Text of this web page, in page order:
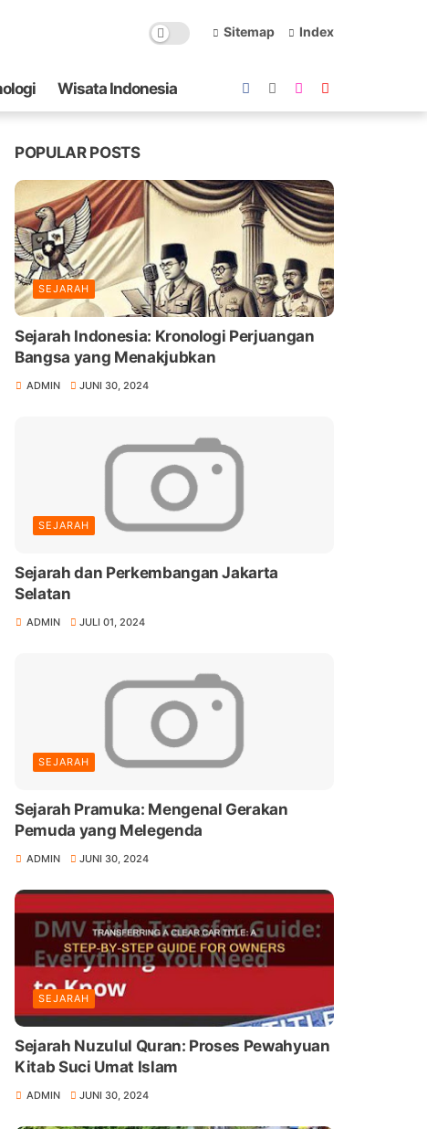
Sitemap Index
Wisata Indonesia
POPULAR POSTS
SEJARAH
Sejarah Indonesia: Kronologi Perjuangan
Bangsa yang Menakjubkan
ADMIN JUNI 30, 2024
SEJARAH
Sejarah dan Perkembangan Jakarta
Selatan
ADMIN JULI 01, 2024
SEJARAH
Sejarah Pramuka: Mengenal Gerakan
Pemuda yang Melegenda
ADMIN JUNI 30, 2024
SEJARAH
Sejarah Nuzulul Quran: Proses Pewahyuan
Kitab Suci Umat Islam
ADMIN JUNI 30, 2024